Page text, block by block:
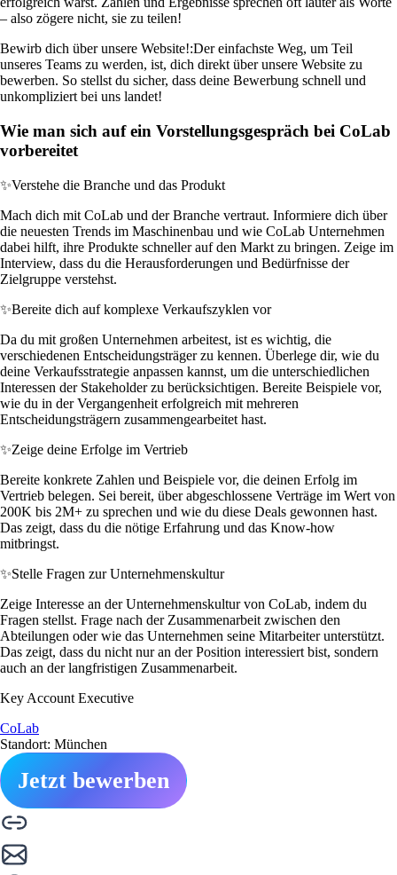
– also zögere nicht, sie zu teilen!
Bewirb dich über unsere Website!:Der einfachste Weg, um Teil
unseres Teams zu werden, ist, dich direkt über unsere Website zu
bewerben. So stellst du sicher, dass deine Bewerbung schnell und
unkompliziert bei uns landet!
Wie man sich auf ein Vorstellungsgespräch bei CoLab
vorbereitet
✨Verstehe die Branche und das Produkt
Mach dich mit CoLab und der Branche vertraut. Informiere dich über
die neuesten Trends im Maschinenbau und wie CoLab Unternehmen
dabei hilft, ihre Produkte schneller auf den Markt zu bringen. Zeige im
Interview, dass du die Herausforderungen und Bedürfnisse der
Zielgruppe verstehst.
✨Bereite dich auf komplexe Verkaufszyklen vor
Da du mit großen Unternehmen arbeitest, ist es wichtig, die
verschiedenen Entscheidungsträger zu kennen. Überlege dir, wie du
deine Verkaufsstrategie anpassen kannst, um die unterschiedlichen
Interessen der Stakeholder zu berücksichtigen. Bereite Beispiele vor,
wie du in der Vergangenheit erfolgreich mit mehreren
Entscheidungsträgern zusammengearbeitet hast.
✨Zeige deine Erfolge im Vertrieb
Bereite konkrete Zahlen und Beispiele vor, die deinen Erfolg im
Vertrieb belegen. Sei bereit, über abgeschlossene Verträge im Wert von
200K bis 2M+ zu sprechen und wie du diese Deals gewonnen hast.
Das zeigt, dass du die nötige Erfahrung und das Know-how
mitbringst.
✨Stelle Fragen zur Unternehmenskultur
Zeige Interesse an der Unternehmenskultur von CoLab, indem du
Fragen stellst. Frage nach der Zusammenarbeit zwischen den
Abteilungen oder wie das Unternehmen seine Mitarbeiter unterstützt.
Das zeigt, dass du nicht nur an der Position interessiert bist, sondern
auch an der langfristigen Zusammenarbeit.
Key Account Executive
CoLab
Standort: München
Jetzt bewerben